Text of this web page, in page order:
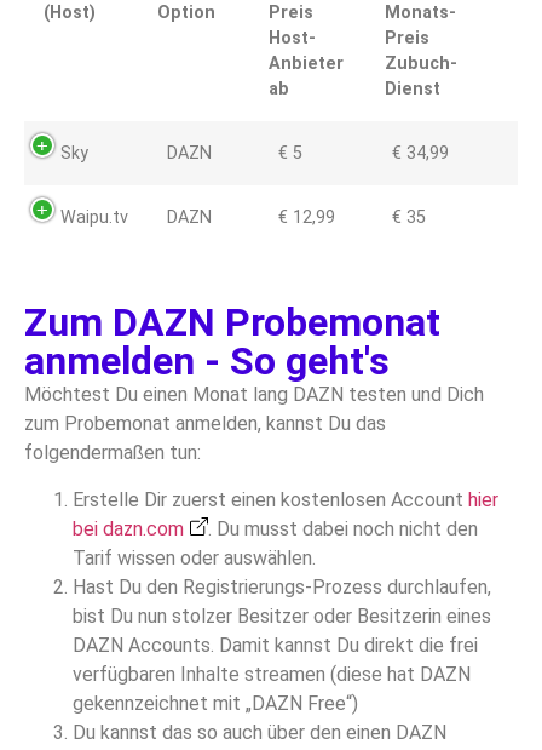
(Host)
Option
Preis
Host-
Anbieter
ab
Monats-
Preis
Zubuch-
Dienst
Anbieter
(Host)
Option
Preis
Anbieter
Monats-
Zubuch-
Sky DAZN € 5 € 34,99
Waipu.tv DAZN € 12,99 € 35
Zum DAZN Probemonat
anmelden - So geht's
Möchtest Du einen Monat lang DAZN testen und Dich
zum Probemonat anmelden, kannst Du das
folgendermaßen tun:
Erstelle Dir zuerst einen kostenlosen Account hier
bei dazn.com
. Du musst dabei noch nicht den
Tarif wissen oder auswählen.
Hast Du den Registrierungs-Prozess durchlaufen,
bist Du nun stolzer Besitzer oder Besitzerin eines
DAZN Accounts. Damit kannst Du direkt die frei
verfügbaren Inhalte streamen (diese hat DAZN
gekennzeichnet mit „DAZN Free“)
Du kannst das so auch über den einen DAZN